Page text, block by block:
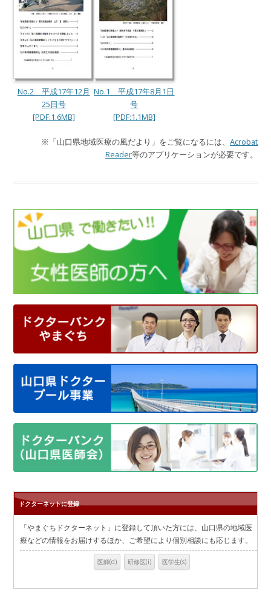
No.2 平成17年12月
25日号
[PDF:1.6MB]
No.1 平成17年8月1日
号
[PDF:1.1MB]
※「山口県地域医療の風だより」をご覧になるには、Acrobat
Reader等のアプリケーションが必要です。
ドクターネットに登録
「やまぐちドクターネット」に登録して頂いた方には、山口県の地域医
療などの情報をお届けするほか、ご希望により個別相談にも応じます。